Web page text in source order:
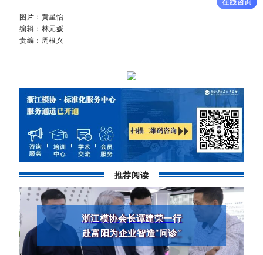
图片：黄星怡
编辑：林元媛
责编：周根兴
推荐阅读
浙江模协会长谭建荣一行
赴富阳为企业智造“问诊”